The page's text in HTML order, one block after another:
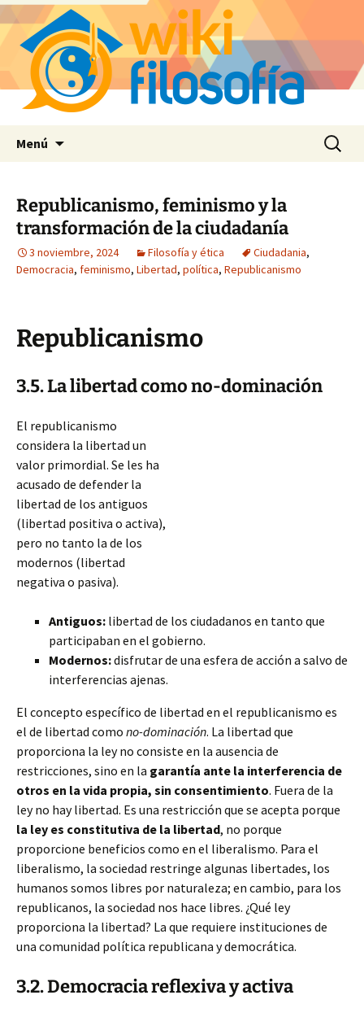
Menú Buscar:
Republicanismo, feminismo y la
transformación de la ciudadanía
3 noviembre, 2024 Filosofía y ética Ciudadania,
Democracia, feminismo, Libertad, política, Republicanismo
Republicanismo
3.5. La libertad como no-dominación
El republicanismo
considera la libertad un
valor primordial. Se les ha
acusado de defender la
libertad de los antiguos
(libertad positiva o activa),
pero no tanto la de los
modernos (libertad
negativa o pasiva).
Antiguos: libertad de los ciudadanos en tanto que
participaban en el gobierno.
Modernos:disfrutar de una esfera de acción a salvo de
interferencias ajenas.
El concepto específico de libertad en el republicanismo es
el de libertad como no-dominación. La libertad que
proporciona la ley no consiste en la ausencia de
restricciones, sino en la garantía ante la interferencia de
otros en la vida propia, sin consentimiento. Fuera de la
ley no hay libertad. Es una restricción que se acepta porque
la ley es constitutiva de la libertad, no porque
proporcione beneficios como en el liberalismo. Para el
liberalismo, la sociedad restringe algunas libertades, los
humanos somos libres por naturaleza; en cambio, para los
republicanos, la sociedad nos hace libres. ¿Qué ley
proporciona la libertad? La que requiere instituciones de
una comunidad política republicana y democrática.
3.2. Democracia reflexiva y activa